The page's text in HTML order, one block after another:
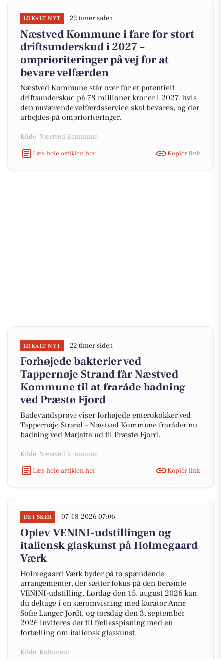
LOKALT NYT 22 timer siden
Næstved Kommune i fare for stort
driftsunderskud i 2027 –
omprioriteringer på vej for at
bevare velfærden
Næstved Kommune står over for et potentielt
driftsunderskud på 78 millioner kroner i 2027, hvis
den nuværende velfærdsservice skal bevares, og der
arbejdes på omprioriteringer.
Kilde: Næstved Kommune
Læs hele artiklen her
Kopiér link
LOKALT NYT 22 timer siden
Forhøjede bakterier ved
Tappernøje Strand får Næstved
Kommune til at fraråde badning
ved Præstø Fjord
Badevandsprøve viser forhøjede enterokokker ved
Tappernøje Strand – Næstved Kommune fraråder nu
badning ved Marjatta ud til Præstø Fjord.
Kilde: Næstved Kommune
Læs hele artiklen her
Kopiér link
DET SKER 07-08-2026 07:06
Oplev VENINI-udstillingen og
italiensk glaskunst på Holmegaard
Værk
Holmegaard Værk byder på to spændende
arrangementer, der sætter fokus på den berømte
VENINI-udstilling. Lørdag den 15. august 2026 kan
du deltage i en særomvisning med kurator Anne
Sofie Langer Jordt, og torsdag den 3. september
2026 inviteres der til fællesspisning med en
fortælling om italiensk glaskunst.
Kilde: Kultunaut